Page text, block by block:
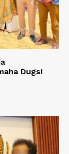
Dugsi